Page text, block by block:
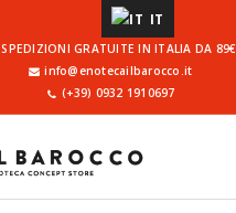
IT
SPEDIZIONI GRATUITE IN ITALIA DA 89€
info@enotecailbarocco.it
(+39) 0932 1910697